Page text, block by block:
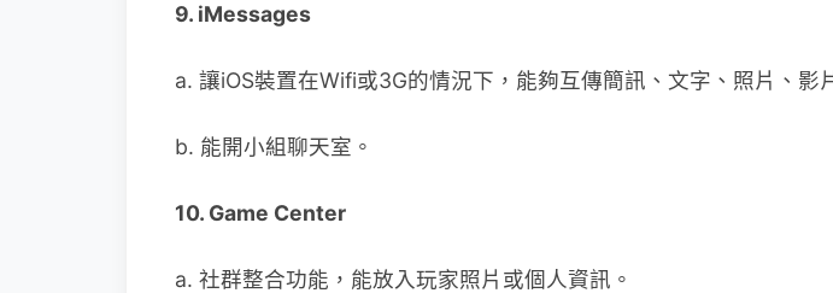
9. iMessages
a. 讓iOS裝置在Wifi或3G的情況下，能夠互傳簡訊、文字、照片、影
b. 能開小組聊天室。
10. Game Center
a. 社群整合功能，能放入玩家照片或個人資訊。